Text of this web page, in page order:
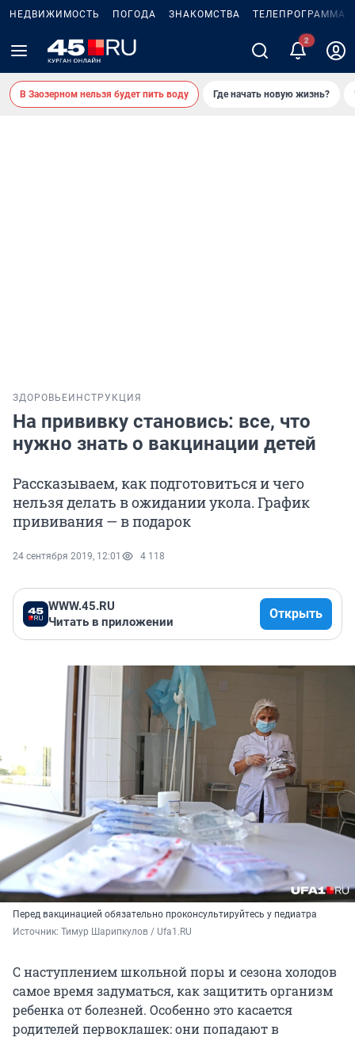
НЕДВИЖИМОСТЬ ПОГОДА ЗНАКОМСТВА ТЕЛЕПРОГРАММА
В Заозерном нельзя будет пить воду Где начать новую жизнь?
ЗДОРОВЬЕ ИНСТРУКЦИЯ
На прививку становись: все, что
нужно знать о вакцинации детей
Рассказываем, как подготовиться и чего
нельзя делать в ожидании укола. График
прививания — в подарок
24 сентября 2019, 12:01 4 118
WWW.45.RU
Читать в приложении
Открыть
Перед вакцинацией обязательно проконсультируйтесь у педиатра
Источник: Тимур Шарипкулов / Ufa1.RU
С наступлением школьной поры и сезона холодов
самое время задуматься, как защитить организм
ребенка от болезней. Особенно это касается
родителей первоклашек: они попадают в